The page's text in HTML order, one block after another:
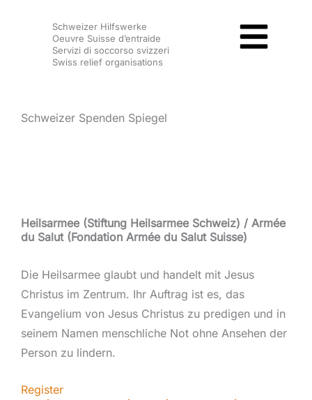
Schweizer Hilfswerke
Oeuvre Suisse d’entraide
Servizi di soccorso svizzeri
Swiss relief organisations
Schweizer Spenden Spiegel
Heilsarmee (Stiftung Heilsarmee Schweiz) / Armée
du Salut (Fondation Armée du Salut Suisse)
Die Heilsarmee glaubt und handelt mit Jesus
Christus im Zentrum. Ihr Auftrag ist es, das
Evangelium von Jesus Christus zu predigen und in
seinem Namen menschliche Not ohne Ansehen der
Person zu lindern.
Register